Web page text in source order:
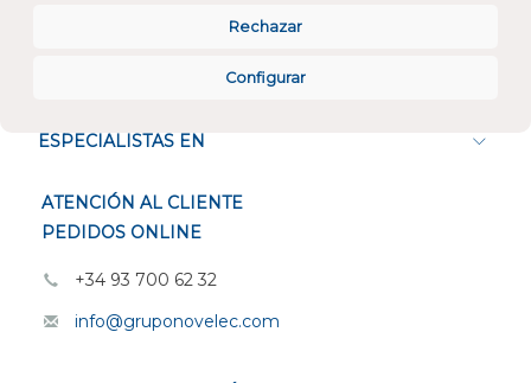
Configurar
Rechazar
ESPECIALISTAS EN
ATENCIÓN AL CLIENTE
PEDIDOS ONLINE
+34 93 700 62 32
info@gruponovelec.com